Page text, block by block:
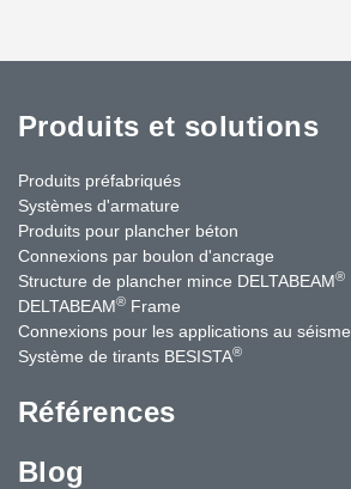
Produits et solutions
Produits préfabriqués
Systèmes d'armature
Produits pour plancher béton
Connexions par boulon d'ancrage
Structure de plancher mince DELTABEAM®
DELTABEAM® Frame
Connexions pour les applications au séisme
Système de tirants BESISTA®
Références
Blog